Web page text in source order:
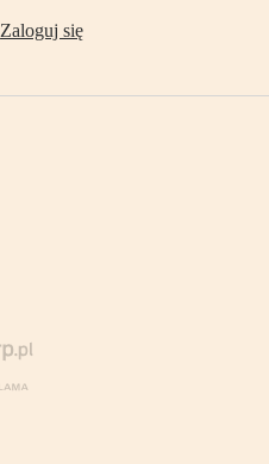
Zaloguj się